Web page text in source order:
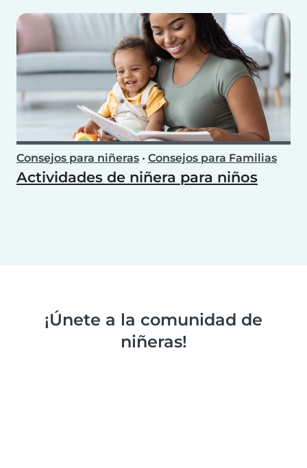
Consejos para niñeras • Consejos para Familias
Actividades de niñera para niños
¡Únete a la comunidad de
niñeras!